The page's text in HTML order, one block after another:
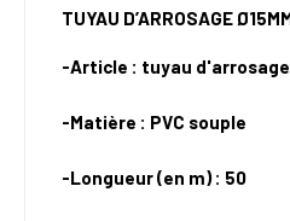
TUYAU D’ARROSAGE
-Article : tuyau d'arrosage
-Matière : PVC souple
-Longueur (en m) : 50